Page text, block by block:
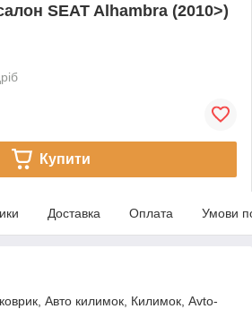
SEAT Alhambra (2010>)
Купити
Доставка Оплата Умови
Авто килимок, Килимок, Avto-